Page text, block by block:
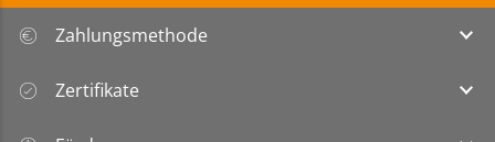
Zahlungsmethode
Zertifikate